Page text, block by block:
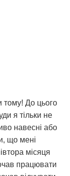
тому! До цього
я тільки не
навесні або
що мені
місяця
працювати